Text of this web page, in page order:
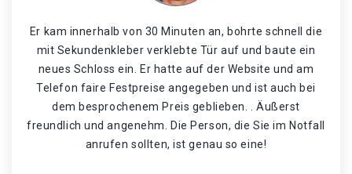
Er kam innerhalb von 30 Minuten an, bohrte schnell die
mit Sekundenkleber verklebte Tür auf und baute ein
neues Schloss ein. Er hatte auf der Website und am
Telefon faire Festpreise angegeben und ist auch bei
dem besprochenem Preis geblieben. . Äußerst
freundlich und angenehm. Die Person, die Sie im Notfall
anrufen sollten, ist genau so eine!